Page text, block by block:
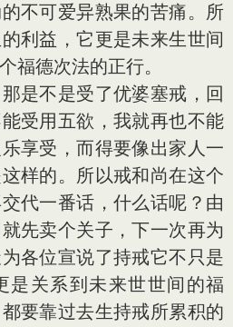
不可爱异熟果的苦痛。所
利益，它更是未来生世间
福德次法的正行。
不是受了优婆塞戒，回
受用五欲，我就再也不能
享受，而得要像出家人一
样的。所以戒和尚在这个
代一番话，什么话呢？由
先卖个关子，下一次再为
各位宣说了持戒它不只是
是关系到未来世世间的福
要靠过去生持戒所累积的